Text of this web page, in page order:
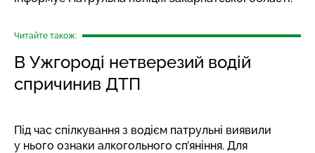
Читайте також:
В Ужгороді нетверезий водій
спричинив ДТП
Під час спілкування з водієм патрульні виявили
у нього ознаки алкогольного сп’яніння. Для